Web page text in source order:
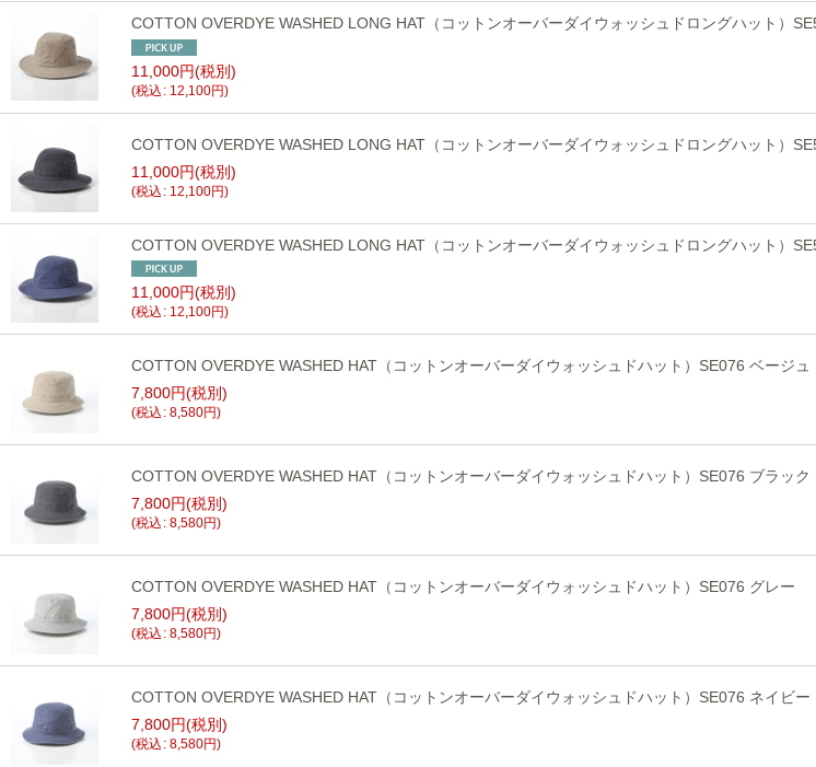
COTTON OVERDYE WASHED LONG HAT（コットンオーバーダイウォッシュドロングハット）
11,000円(税別)
(税込 : 12,100円)
COTTON OVERDYE WASHED LONG HAT（コットンオーバーダイウォッシュドロングハット）
11,000円(税別)
(税込 : 12,100円)
COTTON OVERDYE WASHED LONG HAT（コットンオーバーダイウォッシュドロングハット）
11,000円(税別)
(税込 : 12,100円)
COTTON OVERDYE WASHED HAT（コットンオーバーダイウォッシュドハット）SE076 ベージュ
7,800円(税別)
(税込 : 8,580円)
COTTON OVERDYE WASHED HAT（コットンオーバーダイウォッシュドハット）SE076 ブラック
7,800円(税別)
(税込 : 8,580円)
COTTON OVERDYE WASHED HAT（コットンオーバーダイウォッシュドハット）SE076 グレー
7,800円(税別)
(税込 : 8,580円)
COTTON OVERDYE WASHED HAT（コットンオーバーダイウォッシュドハット）SE076 ネイビー
7,800円(税別)
(税込 : 8,580円)